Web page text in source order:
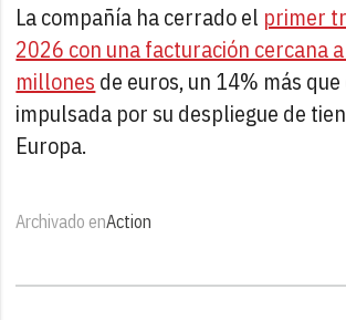
La compañía ha cerrado el primer
2026 con una facturación cercana
millones de euros, un 14% más
impulsada por su despliegue de
Europa.
Archivado enAction